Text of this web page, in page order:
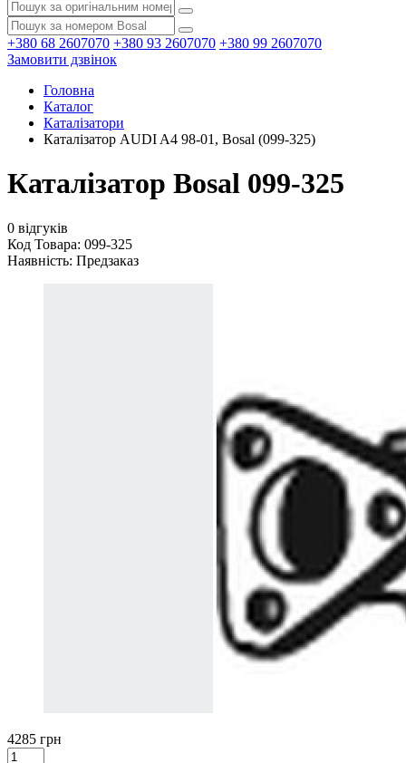
+380 68 2607070 +380 93 2607070 +380 99 2607070
Замовити дзвінок
Головна
Каталог
Каталізатори
Каталізатор AUDI A4 98-01, Bosal (099-325)
Каталізатор Bosal 099-325
0 відгуків
Код Товара: 099-325
Наявність: Предзаказ
4285 грн